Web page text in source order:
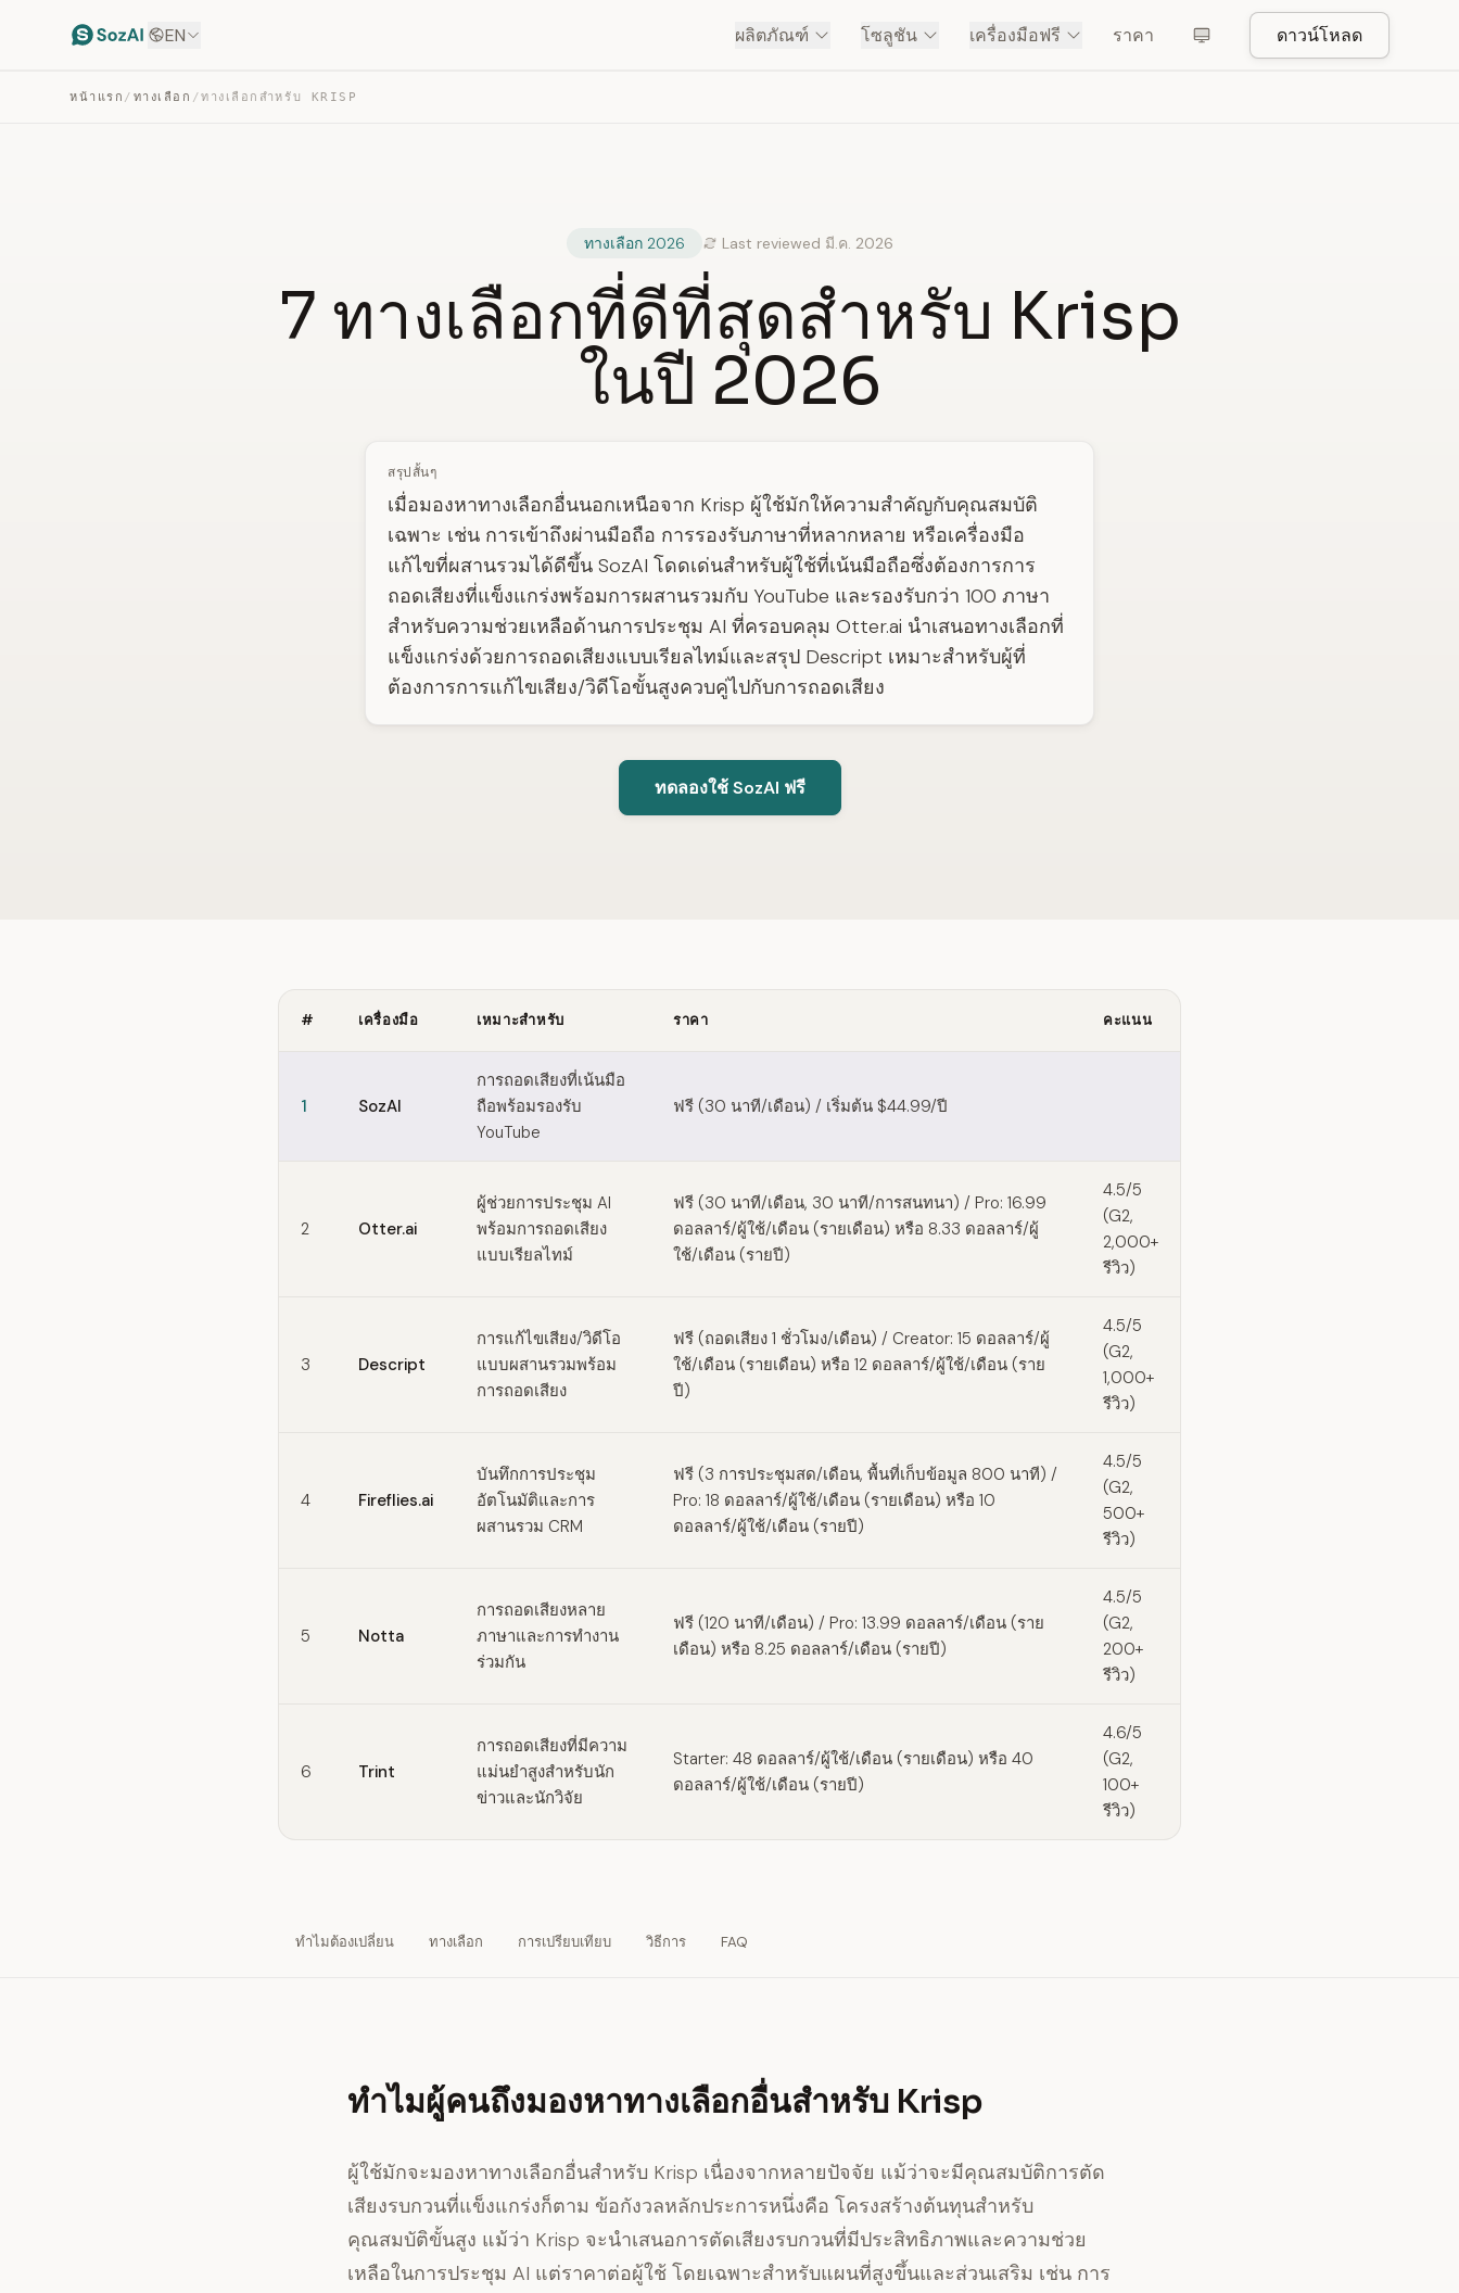
EN ผลิตภัณฑ์ โซลูชัน เครื่องมือฟรี ราคา ดาวน์โหลด
หน้าแรก / ทางเลือก /ทางเลือกสำหรับ KRISP
ทางเลือก 2026 Last reviewed มี.ค. 2026
7 ทางเลือกที่ดีที่สุดสำหรับ Krisp
ในปี 2026
สรุปสั้นๆ
เมื่อมองหาทางเลือกอื่นนอกเหนือจาก Krisp ผู้ใช้มักให้ความสำคัญกับคุณสมบัติ
เฉพาะ เช่น การเข้าถึงผ่านมือถือ การรองรับภาษาที่หลากหลาย หรือเครื่องมือ
แก้ไขที่ผสานรวมได้ดีขึ้น SozAI โดดเด่นสำหรับผู้ใช้ที่เน้นมือถือซึ่งต้องการการ
ถอดเสียงที่แข็งแกร่งพร้อมการผสานรวมกับ YouTube และรองรับกว่า 100 ภาษา
สำหรับความช่วยเหลือด้านการประชุม AI ที่ครอบคลุม Otter.ai นำเสนอทางเลือกที่
แข็งแกร่งด้วยการถอดเสียงแบบเรียลไทม์และสรุป Descript เหมาะสำหรับผู้ที่
ต้องการการแก้ไขเสียง/วิดีโอขั้นสูงควบคู่ไปกับการถอดเสียง
ทดลองใช้ SozAI ฟรี
Quick comparison of Krisp alternatives
# เครื่องมือ เหมาะสำหรับ ราคา คะแนน
1 SozAI
การถอดเสียงที่เน้นมือ
ถือพร้อมรองรับ
YouTube
ฟรี (30 นาที/เดือน) / เริ่มต้น $44.99/ปี
2 Otter.ai
ผู้ช่วยการประชุม AI
พร้อมการถอดเสียง
แบบเรียลไทม์
ฟรี (30 นาที/เดือน, 30 นาที/การสนทนา) / Pro: 16.99
ดอลลาร์/ผู้ใช้/เดือน (รายเดือน) หรือ 8.33 ดอลลาร์/ผู้
ใช้/เดือน (รายปี)
4.5/5
(G2,
2,000+
รีวิว)
3 Descript
การแก้ไขเสียง/วิดีโอ
แบบผสานรวมพร้อม
การถอดเสียง
ฟรี (ถอดเสียง 1 ชั่วโมง/เดือน) / Creator: 15 ดอลลาร์/ผู้
ใช้/เดือน (รายเดือน) หรือ 12 ดอลลาร์/ผู้ใช้/เดือน (ราย
ปี)
4.5/5
(G2,
1,000+
รีวิว)
4 Fireflies.ai
บันทึกการประชุม
อัตโนมัติและการ
ผสานรวม CRM
ฟรี (3 การประชุมสด/เดือน, พื้นที่เก็บข้อมูล 800 นาที) /
Pro: 18 ดอลลาร์/ผู้ใช้/เดือน (รายเดือน) หรือ 10
ดอลลาร์/ผู้ใช้/เดือน (รายปี)
4.5/5
(G2,
500+
รีวิว)
5 Notta
การถอดเสียงหลาย
ภาษาและการทำงาน
ร่วมกัน
ฟรี (120 นาที/เดือน) / Pro: 13.99 ดอลลาร์/เดือน (ราย
เดือน) หรือ 8.25 ดอลลาร์/เดือน (รายปี)
4.5/5
(G2,
200+
รีวิว)
6 Trint
การถอดเสียงที่มีความ
แม่นยำสูงสำหรับนัก
ข่าวและนักวิจัย
Starter: 48 ดอลลาร์/ผู้ใช้/เดือน (รายเดือน) หรือ 40
ดอลลาร์/ผู้ใช้/เดือน (รายปี)
4.6/5
(G2,
100+
รีวิว)
ทำไมต้องเปลี่ยน ทางเลือก การเปรียบเทียบ วิธีการ FAQ
ทำไมผู้คนถึงมองหาทางเลือกอื่นสำหรับ Krisp
ผู้ใช้มักจะมองหาทางเลือกอื่นสำหรับ Krisp เนื่องจากหลายปัจจัย แม้ว่าจะมีคุณสมบัติการตัด
เสียงรบกวนที่แข็งแกร่งก็ตาม ข้อกังวลหลักประการหนึ่งคือ โครงสร้างต้นทุนสำหรับ
คุณสมบัติขั้นสูง แม้ว่า Krisp จะนำเสนอการตัดเสียงรบกวนที่มีประสิทธิภาพและความช่วย
เหลือในการประชุม AI แต่ราคาต่อผู้ใช้ โดยเฉพาะสำหรับแผนที่สูงขึ้นและส่วนเสริม เช่น การ